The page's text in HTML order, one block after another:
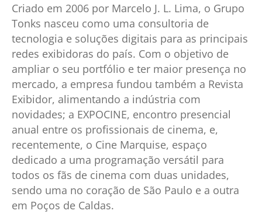
Criado em 2006 por Marcelo J. L. Lima, o Grupo
Tonks nasceu como uma consultoria de
tecnologia e soluções digitais para as principais
redes exibidoras do país. Com o objetivo de
ampliar o seu portfólio e ter maior presença no
mercado, a empresa fundou também a Revista
Exibidor, alimentando a indústria com
novidades; a EXPOCINE, encontro presencial
anual entre os profissionais de cinema, e,
recentemente, o Cine Marquise, espaço
dedicado a uma programação versátil para
todos os fãs de cinema com duas unidades,
sendo uma no coração de São Paulo e a outra
em Poços de Caldas.